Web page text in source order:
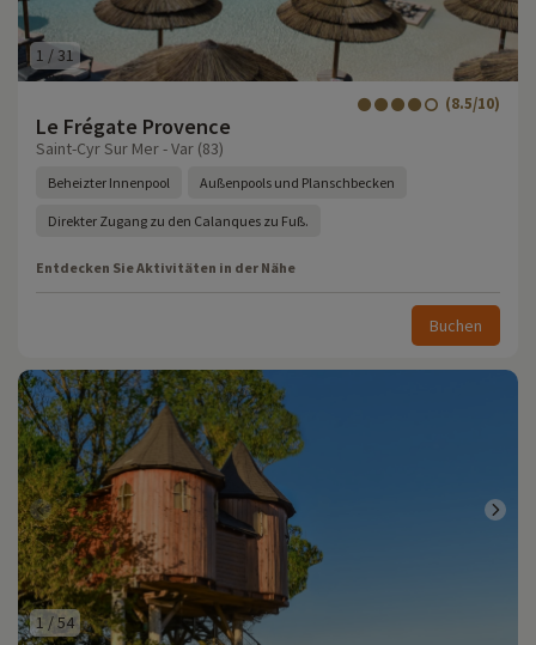
1 /31
Le Frégate Provence
(8.5/10)
Saint-Cyr Sur Mer - Var (83)
Beheizter Innenpool Außenpools und Planschbecken
Direkter Zugang zu den Calanques zu Fuß.
Entdecken Sie Aktivitäten in der Nähe
Buchen
1 /54